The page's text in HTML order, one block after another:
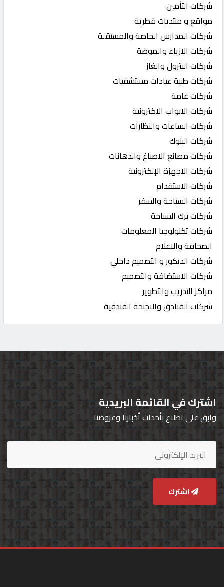
شركات التأمين
مواقع و منتديات قطرية
شركات المدارس الخاصة والمستقلة
شركات الازياء والموضة
شركات البترول والغاز
شركات طبية عيادات مستشفيات
شركات عامة
شركات الابواب الاكترونية
شركات الساعات والنظارات
شركات البنوك
شركات مصانع الاصباغ والدهانات
شركات الاجهزة الإلكترونية
شركات الاستقدام
شركات السياحة والسفر
شركات برك السباحة
شركات تكنولوجيا المعلومات
الصحافة والاعلام
شركات الديكور و التصميم داخلي
شركات الاستضافة والتصميم
مراكز التدريب والتطوير
شركات الفنادق والاجنحة الفندقية
اشترك في القائمة البريدية
وابق على اطلاع بأحداث أخبارنا وعروضنا
اشترك